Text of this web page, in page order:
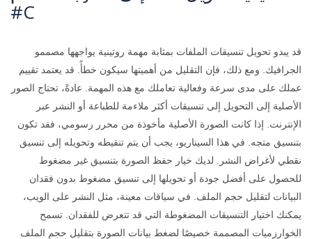
C#
قد يبدو تحويل تنسيقات الملفات بمثابة مهمة روتينية يواجهها مصممو
الجرافيك. ومع ذلك، فإن التقليل من أهميتها سيكون خطأً. قد يعتمد تقييم
عملك على مدى سرعة وفعالية تعاملك مع هذه المهمة. عادةً، تحتاج الصور
الأصلية إلى التحويل إلى تنسيقات أكثر ملاءمة للطباعة أو النشر عبر
الإنترنت. إذا كانت الصورة الأصلية مأخوذة من محرر رسومي، فقد تكون
بتنسيق متجه. في هذا السيناريو، يجب أن يتم تنقيطه وتحويله إلى تنسيق
نقطي لأغراض النشر. لديك خيار حفظ الصورة بتنسيق غير مضغوط
للحصول على أفضل جودة أو تحويلها إلى تنسيق مضغوط بدون فقدان
البيانات لتقليل حجم الملف. في سياقات معينة، مثل النشر على الويب،
يمكنك اختيار التنسيقات المضغوطة التي قد تتعرض للفقدان. تسمح
الخوارزميات المصممة خصيصًا لضغط بيانات الصورة بتقليل حجم الملف